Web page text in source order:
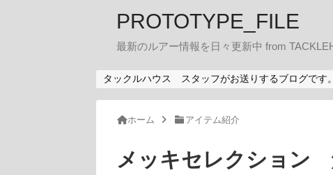
PROTOTYPE_FILE
最新のルアー情報を日々更新中 from
タックルハウス スタッフがお送りするブログです。
ホーム アイテム紹介
メッキセレクション